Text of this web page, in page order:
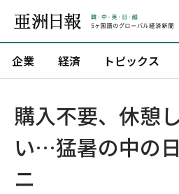
企業 経済 トピックス
購入不要、休憩
い…猛暑の中の
ニ